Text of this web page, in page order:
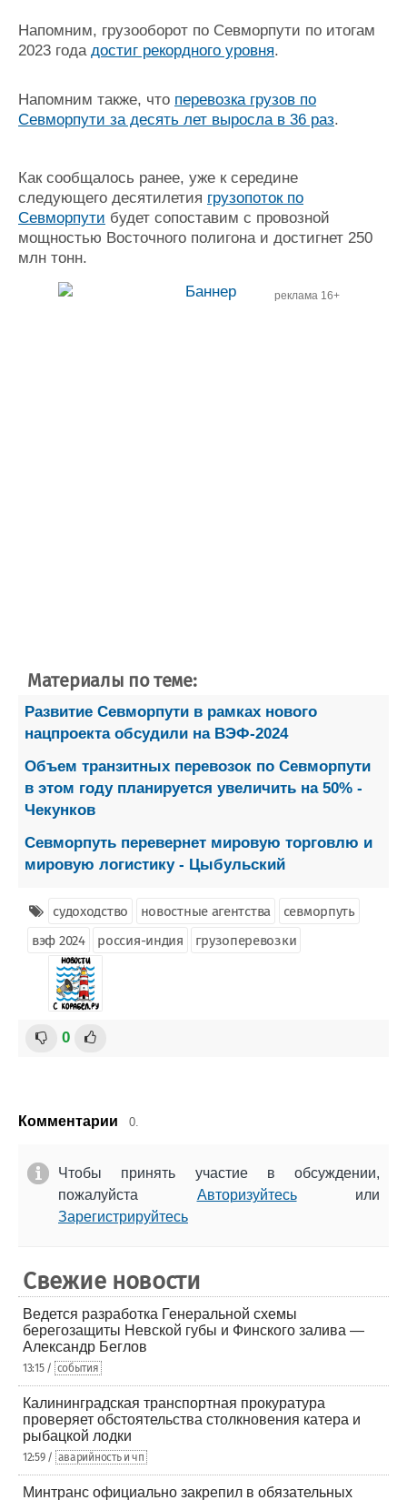
Напомним, грузооборот по Севморпути по итогам
2023 года достиг рекордного уровня.
Напомним также, что перевозка грузов по
Севморпути за десять лет выросла в 36 раз.
Как сообщалось ранее, уже к середине
следующего десятилетия грузопоток по
Севморпути будет сопоставим с провозной
мощностью Восточного полигона и достигнет 250
млн тонн.
реклама 16+
Материалы по теме:
Развитие Севморпути в рамках нового
нацпроекта обсудили на ВЭФ-2024
Объем транзитных перевозок по Севморпути
в этом году планируется увеличить на 50% -
Чекунков
Севморпуть перевернет мировую торговлю и
мировую логистику - Цыбульский
судоходство новостные агентства
севморпуть
вэф 2024
россия-индия грузоперевозки
0
Комментарии 0.
Чтобы принять участие в обсуждении,
пожалуйста Авторизуйтесьили
Зарегистрируйтесь
Свежие новости
Ведется разработка Генеральной схемы
берегозащиты Невской губы и Финского залива —
Александр Беглов
13:15 / события
Калининградская транспортная прокуратура
проверяет обстоятельства столкновения катера и
рыбацкой лодки
12:59 / аварийность и чп
Минтранс официально закрепил в обязательных